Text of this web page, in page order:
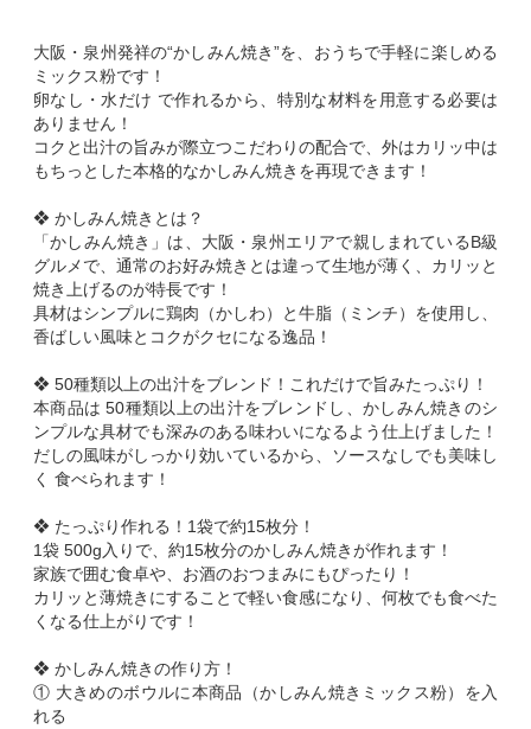
大阪・泉州発祥の“かしみん焼き”を、おうちで手軽に楽しめる
ミックス粉です！
卵なし・水だけ で作れるから、特別な材料を用意する必要は
ありません！
コクと出汁の旨みが際立つこだわりの配合で、外はカリッ中は
もちっとした本格的なかしみん焼きを再現できます！
❖ かしみん焼きとは？
「かしみん焼き」は、大阪・泉州エリアで親しまれているB級
グルメで、通常のお好み焼きとは違って生地が薄く、カリッと
焼き上げるのが特長です！
具材はシンプルに鶏肉（かしわ）と牛脂（ミンチ）を使用し、
香ばしい風味とコクがクセになる逸品！
❖ 50種類以上の出汁をブレンド！これだけで旨みたっぷり！
本商品は 50種類以上の出汁をブレンドし、かしみん焼きのシ
ンプルな具材でも深みのある味わいになるよう仕上げました！
だしの風味がしっかり効いているから、ソースなしでも美味し
く 食べられます！
❖ たっぷり作れる！1袋で約15枚分！
1袋 500g入りで、約15枚分のかしみん焼きが作れます！
家族で囲む食卓や、お酒のおつまみにもぴったり！
カリッと薄焼きにすることで軽い食感になり、何枚でも食べた
くなる仕上がりです！
❖ かしみん焼きの作り方！
① 大きめのボウルに本商品（かしみん焼きミックス粉）を入
れる